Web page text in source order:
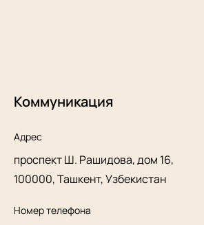
Коммуникация
Адрес
проспект Ш. Рашидова, дом 16,
100000, Ташкент, Узбекистан
Номер телефона